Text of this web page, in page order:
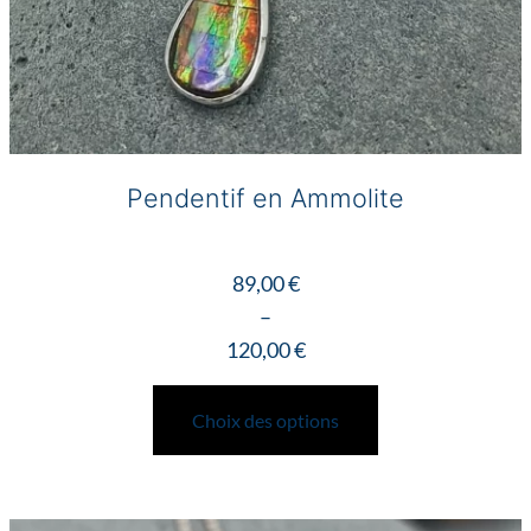
Pendentif en Ammolite
89,00€
–
120,00€
Plage
de
à
Choix des options
Ce
variations.